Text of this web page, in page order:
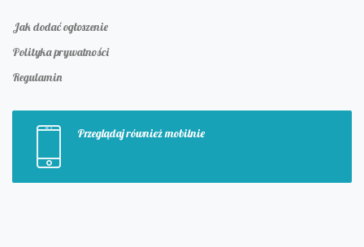
Jak dodać ogłoszenie
Polityka prywatności
Regulamin
Przeglądaj również mobilnie